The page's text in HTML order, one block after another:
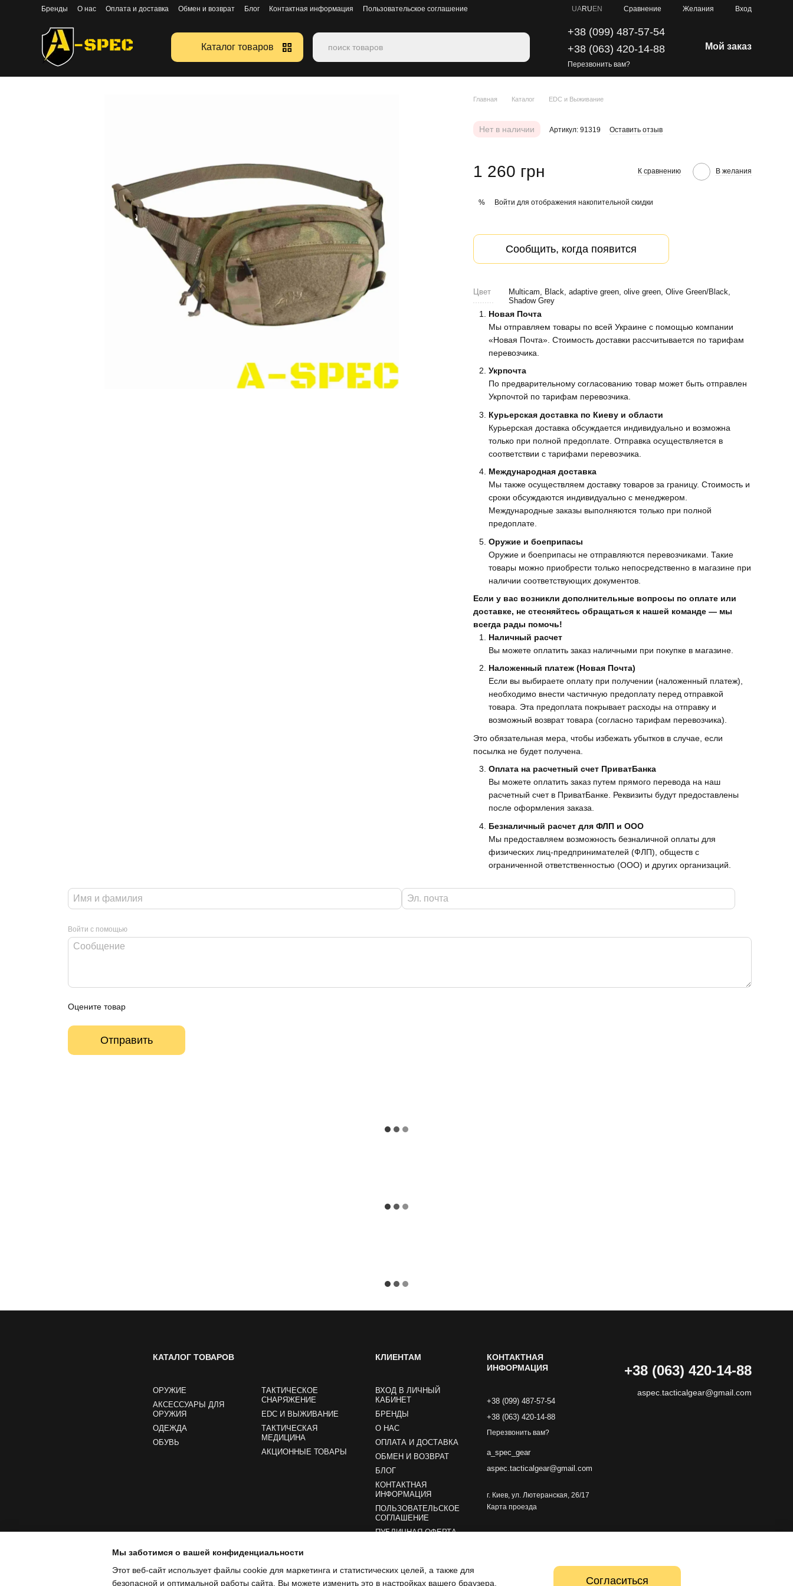
Перейти к основному контенту
Бренды О нас Оплата и доставка Обмен и возврат Блог Контактная информация
Пользовательское соглашение
UARU EN Сравнение Желания Вход
Каталог товаров
+38 (099) 487-57-54
+38 (063) 420-14-88
Перезвонить вам?
Мой заказ
Главная Каталог EDC и Выживание
Нет в наличии Артикул: 91319 Оставить отзыв
1 260 грн К сравнению В желания
% Войти для отображения накопительной скидки
Сообщить, когда появится
Цвет
Multicam, Black, adaptive green, olive green, Olive Green/Black,
Shadow Grey
Новая Почта
Мы отправляем товары по всей Украине с помощью компании
«Новая Почта». Стоимость доставки рассчитывается по тарифам
перевозчика.
Укрпочта
По предварительному согласованию товар может быть отправлен
Укрпочтой по тарифам перевозчика.
Курьерская доставка по Киеву и области
Курьерская доставка обсуждается индивидуально и возможна
только при полной предоплате. Отправка осуществляется в
соответствии с тарифами перевозчика.
Международная доставка
Мы также осуществляем доставку товаров за границу. Стоимость и
сроки обсуждаются индивидуально с менеджером.
Международные заказы выполняются только при полной
предоплате.
Оружие и боеприпасы
Оружие и боеприпасы не отправляются перевозчиками. Такие
товары можно приобрести только непосредственно в магазине при
наличии соответствующих документов.
Если у вас возникли дополнительные вопросы по оплате или
доставке, не стесняйтесь обращаться к нашей команде — мы
всегда рады помочь!
Наличный расчет
Вы можете оплатить заказ наличными при покупке в магазине.
Наложенный платеж (Новая Почта)
Если вы выбираете оплату при получении (наложенный платеж),
необходимо внести частичную предоплату перед отправкой
товара. Эта предоплата покрывает расходы на отправку и
возможный возврат товара (согласно тарифам перевозчика).
Это обязательная мера, чтобы избежать убытков в случае, если
посылка не будет получена.
Оплата на расчетный счет ПриватБанка
Вы можете оплатить заказ путем прямого перевода на наш
расчетный счет в ПриватБанке. Реквизиты будут предоставлены
после оформления заказа.
Безналичный расчет для ФЛП и ООО
Мы предоставляем возможность безналичной оплаты для
физических лиц-предпринимателей (ФЛП), обществ с
ограниченной ответственностью (ООО) и других организаций.
Войти с помощью
Оцените товар
Отправить
КАТАЛОГ ТОВАРОВ
ОРУЖИЕ
АКСЕССУАРЫ ДЛЯ
ОРУЖИЯ
ОДЕЖДА
ОБУВЬ
ТАКТИЧЕСКОЕ
СНАРЯЖЕНИЕ
EDC И ВЫЖИВАНИЕ
ТАКТИЧЕСКАЯ
МЕДИЦИНА
АКЦИОННЫЕ ТОВАРЫ
КЛИЕНТАМ
ВХОД В ЛИЧНЫЙ
КАБИНЕТ
БРЕНДЫ
О НАС
ОПЛАТА И ДОСТАВКА
ОБМЕН И ВОЗВРАТ
БЛОГ
КОНТАКТНАЯ
ИНФОРМАЦИЯ
ПОЛЬЗОВАТЕЛЬСКОЕ
СОГЛАШЕНИЕ
ПУБЛИЧНАЯ ОФЕРТА
КОНТАКТНАЯ
ИНФОРМАЦИЯ
+38 (099) 487-57-54
+38 (063) 420-14-88
Перезвонить вам?
a_spec_gear
aspec.tacticalgear@gmail.com
г. Киев, ул. Лютеранская, 26/17
Карта проезда
+38 (063) 420-14-88
aspec.tacticalgear@gmail.com
Мы заботимся о вашей конфиденциальности
Этот веб-сайт использует файлы cookie для маркетинга и статистических целей, а также для
безопасной и оптимальной работы сайта. Вы можете изменить это в настройках вашего браузера.
Согласиться